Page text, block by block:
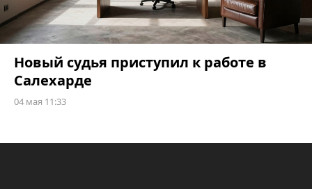
Новый судья приступил к работе в
Салехарде
04 мая 11:33